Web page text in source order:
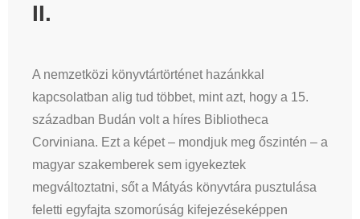
II.
A nemzetközi könyvtártörténet hazánkkal
kapcsolatban alig tud többet, mint azt, hogy a 15.
században Budán volt a híres Bibliotheca
Corviniana. Ezt a képet – mondjuk meg őszintén – a
magyar szakemberek sem igyekeztek
megváltoztatni, sőt a Mátyás könyvtára pusztulása
feletti egyfajta szomorúság kifejezéseképpen